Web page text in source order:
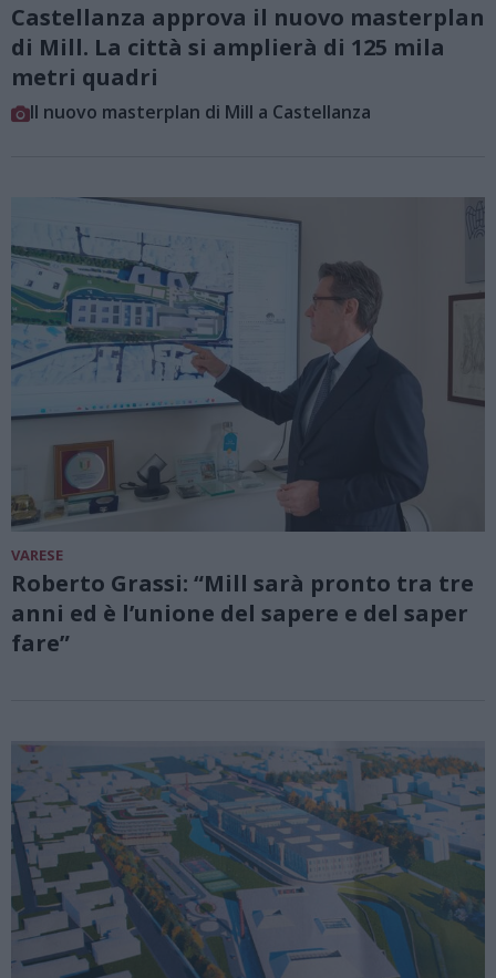
Castellanza approva il nuovo masterplan
di Mill. La città si amplierà di 125 mila
metri quadri
Il nuovo masterplan di Mill a Castellanza
VARESE
Roberto Grassi: “Mill sarà pronto tra tre
anni ed è l’unione del sapere e del saper
fare”